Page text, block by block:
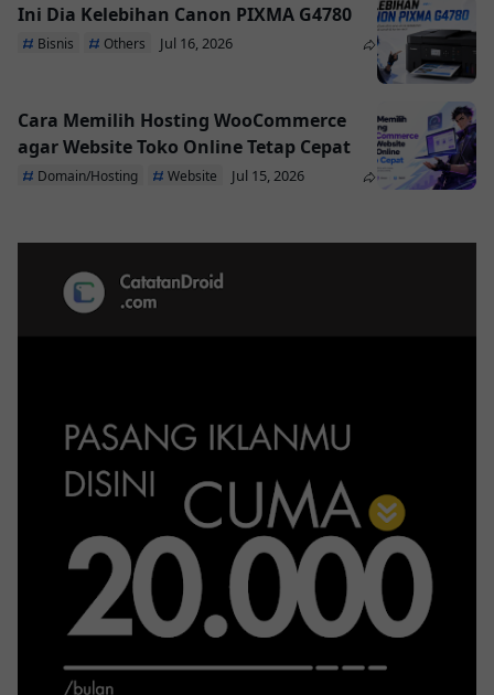
Ini Dia Kelebihan Canon PIXMA G4780
Bisnis Others Jul 16, 2026
Cara Memilih Hosting WooCommerce
agar Website Toko Online Tetap Cepat
Domain/Hosting Website Jul 15, 2026